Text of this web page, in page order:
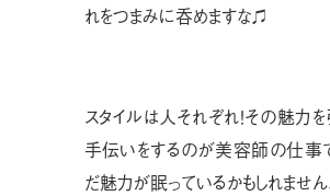
れをつまみに呑めますな♫
スタイルは人それぞれ！その魅力
手伝いをするのが美容師の仕事
だ魅力が眠っているかもしれません